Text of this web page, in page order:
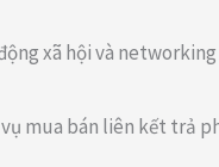
xã hội và networking
mua bán liên kết trả